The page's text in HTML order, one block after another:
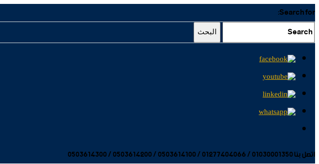
Search for:
البحث
اتصل بنا 01030001350 / 01277404066 / 0503614100 / 0503614200 / 0503614300